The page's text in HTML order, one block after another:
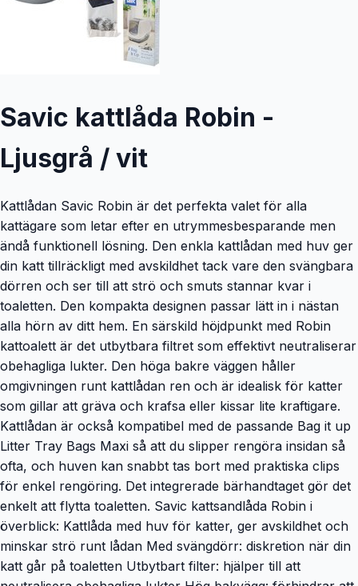
Savic kattlåda Robin -
Ljusgrå / vit
Kattlådan Savic Robin är det perfekta valet för alla
kattägare som letar efter en utrymmesbesparande men
ändå funktionell lösning. Den enkla kattlådan med huv ger
din katt tillräckligt med avskildhet tack vare den svängbara
dörren och ser till att strö och smuts stannar kvar i
toaletten. Den kompakta designen passar lätt in i nästan
alla hörn av ditt hem. En särskild höjdpunkt med Robin
kattoalett är det utbytbara filtret som effektivt neutraliserar
obehagliga lukter. Den höga bakre väggen håller
omgivningen runt kattlådan ren och är idealisk för katter
som gillar att gräva och krafsa eller kissar lite kraftigare.
Kattlådan är också kompatibel med de passande Bag it up
Litter Tray Bags Maxi så att du slipper rengöra insidan så
ofta, och huven kan snabbt tas bort med praktiska clips
för enkel rengöring. Det integrerade bärhandtaget gör det
enkelt att flytta toaletten. Savic kattsandlåda Robin i
överblick: Kattlåda med huv för katter, ger avskildhet och
minskar strö runt lådan Med svängdörr: diskretion när din
katt går på toaletten Utbytbart filter: hjälper till att